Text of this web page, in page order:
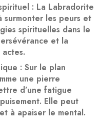
: La Labradorite
surmonter les peurs et
spirituelles dans le
et la
: Sur le plan
une pierre
d’une fatigue
Elle peut
à apaiser le mental.